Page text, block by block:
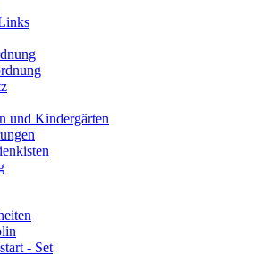
und Kindergärten
- Set